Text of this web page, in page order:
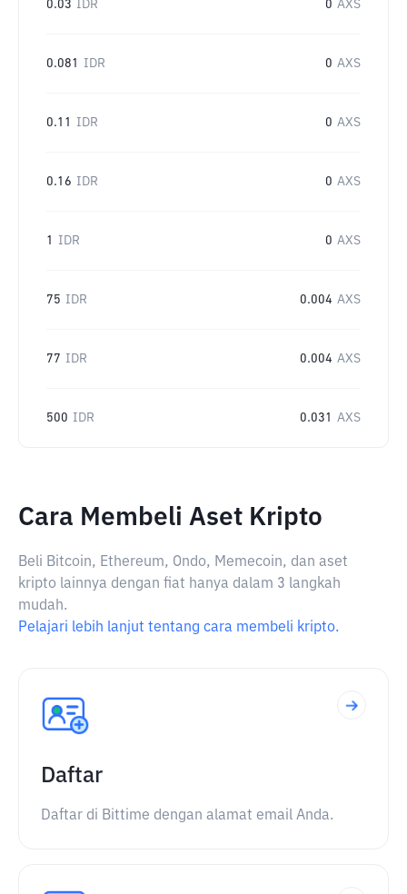
0.03 IDR 0 AXS
0.081 IDR 0 AXS
0.11 IDR 0 AXS
0.16 IDR 0 AXS
1 IDR 0 AXS
75 IDR 0.004 AXS
77 IDR 0.004 AXS
500 IDR 0.031 AXS
Cara Membeli Aset Kripto
Beli Bitcoin, Ethereum, Ondo, Memecoin, dan aset
kripto lainnya dengan fiat hanya dalam 3 langkah
mudah.
Pelajari lebih lanjut tentang cara membeli kripto.
Daftar
Daftar di Bittime dengan alamat email Anda.